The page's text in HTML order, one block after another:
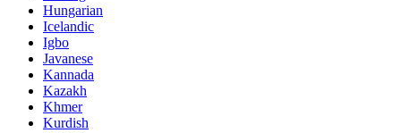
Hungarian
Icelandic
Igbo
Javanese
Kannada
Kazakh
Khmer
Kurdish